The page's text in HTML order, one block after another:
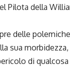
Pilota della
delle
sua
di qualcosa